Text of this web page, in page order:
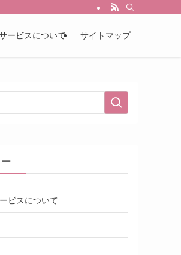
ービスについて サイトマップ
ビスについて